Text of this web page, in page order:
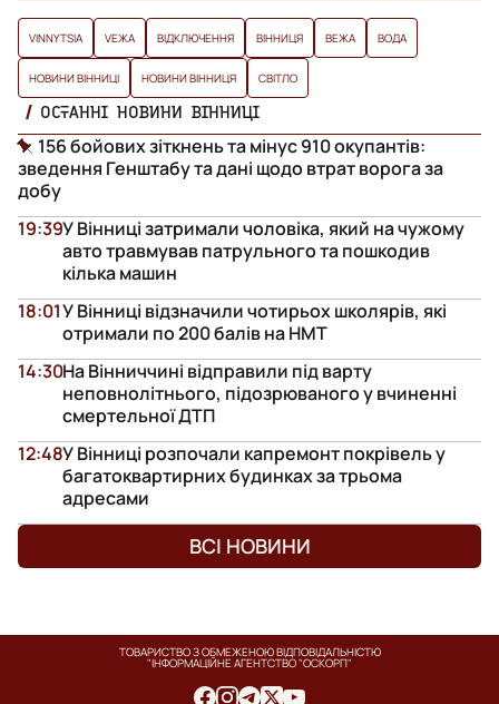
VINNYTSIA VЕЖА ВІДКЛЮЧЕННЯ ВІННИЦЯ ВЕЖА ВОДА
НОВИНИ ВІННИЦІ НОВИНИ ВІННИЦЯ СВІТЛО
ОСТАННІ НОВИНИ ВІННИЦІ
156 бойових зіткнень та мінус 910 окупантів:
зведення Генштабу та дані щодо втрат ворога за
добу
У Вінниці затримали чоловіка, який на чужому
авто травмував патрульного та пошкодив
кілька машин
19:39
У Вінниці відзначили чотирьох школярів, які
отримали по 200 балів на НМТ
18:01
На Вінниччині відправили під варту
неповнолітнього, підозрюваного у вчиненні
смертельної ДТП
14:30
У Вінниці розпочали капремонт покрівель у
багатоквартирних будинках за трьома
адресами
12:48
ВСІ НОВИНИ
ТОВАРИСТВО З ОБМЕЖЕНОЮ ВІДПОВІДАЛЬНІСТЮ
"ІНФОРМАЦІЙНЕ АГЕНТСТВО "ОСКОРП"